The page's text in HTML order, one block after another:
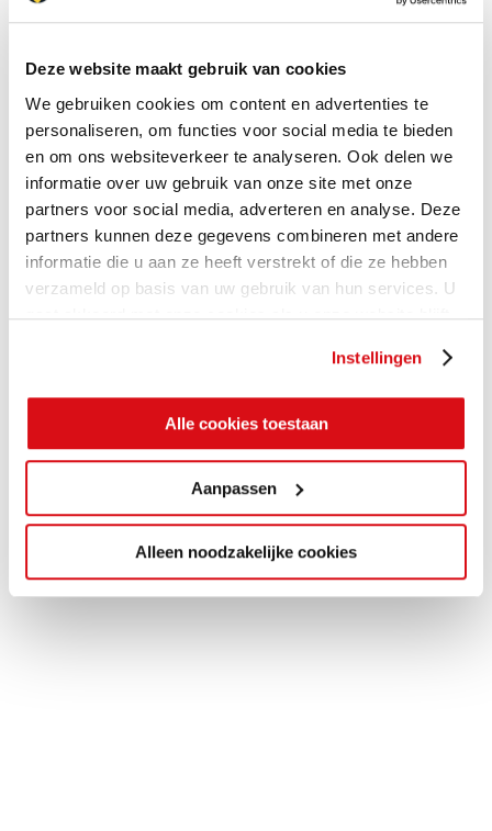
Deze website maakt gebruik van cookies
We gebruiken cookies om content en advertenties te
personaliseren, om functies voor social media te bieden
en om ons websiteverkeer te analyseren. Ook delen we
informatie over uw gebruik van onze site met onze
partners voor social media, adverteren en analyse. Deze
partners kunnen deze gegevens combineren met andere
informatie die u aan ze heeft verstrekt of die ze hebben
verzameld op basis van uw gebruik van hun services. U
gaat akkoord met onze cookies als u onze website blijft
Instellingen
Alle cookies toestaan
Aanpassen
Alleen noodzakelijke cookies